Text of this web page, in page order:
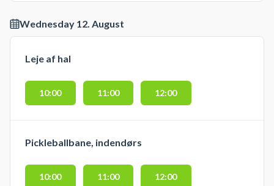
Wednesday 12. August
Leje af hal
10:00 11:00 12:00
Pickleballbane, indendørs
10:00 11:00 12:00